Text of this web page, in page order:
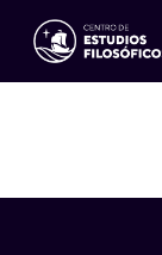
Eventos